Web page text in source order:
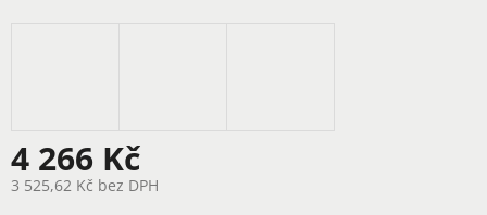
4 266 Kč
3 525,62 Kč bez DPH